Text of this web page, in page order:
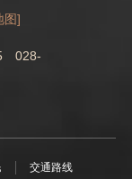
图]
028-
交通路线